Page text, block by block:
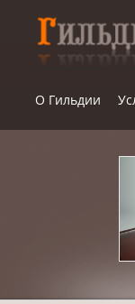
content
О Гильдии